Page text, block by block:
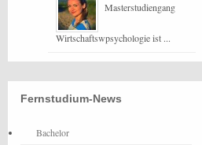
Masterstudiengang
Wirtschaftswpsychologie ist ...
Fernstudium-News
Bachelor